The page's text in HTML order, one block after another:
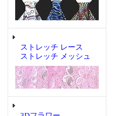
ストレッチ レース
ストレッチ メッシュ